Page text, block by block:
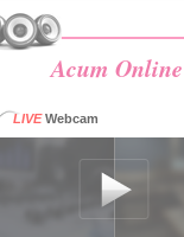
Acum Online
LIVEWebcam